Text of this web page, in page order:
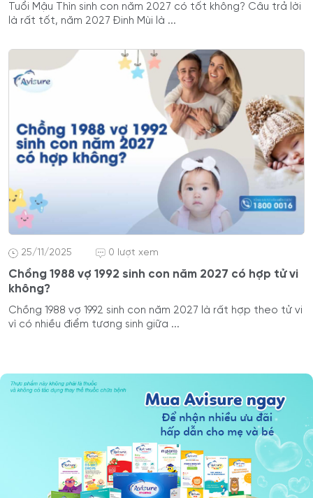
Tuổi Mậu Thìn sinh con năm 2027 có tốt không? Câu trả lời
là rất tốt, năm 2027 Đinh Mùi là ...
25/11/2025 0 lượt xem
Chồng 1988 vợ 1992 sinh con năm 2027 có hợp tử vi
không?
Chồng 1988 vợ 1992 sinh con năm 2027 là rất hợp theo tử vi
vì có nhiều điểm tương sinh giữa ...